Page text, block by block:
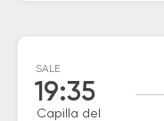
SALE
19:35
Capilla del